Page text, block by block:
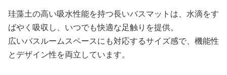
珪藻土の高い吸水性能を持つ長いバスマットは、水滴をす
ばやく吸収し、いつでも快適な足触りを提供。
広いバスルームスペースにも対応するサイズ感で、機能性
とデザイン性を両立しています。